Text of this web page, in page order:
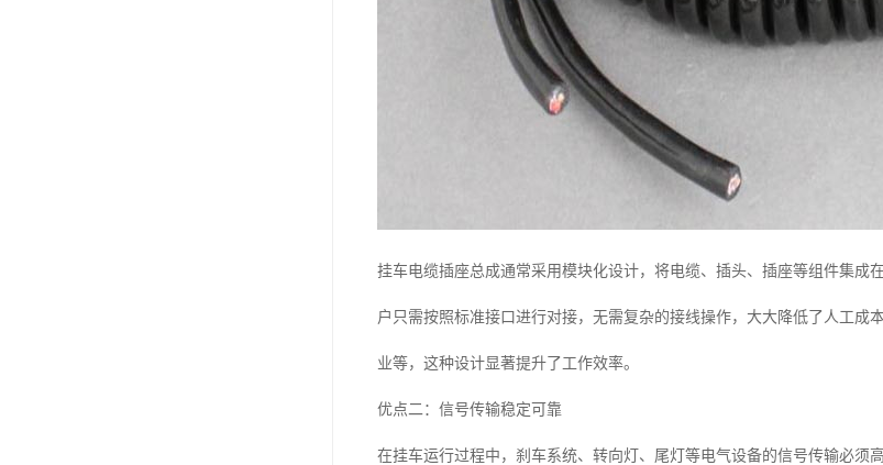
挂车电缆插座总成通常采用模块化设计，将电缆、插头、插座等组件集成
户只需按照标准接口进行对接，无需复杂的接线操作，大大降低了人工
业等，这种设计显著提升了工作效率。
优点二：信号传输稳定可靠
在挂车运行过程中，刹车系统、转向灯、尾灯等电气设备的信号传输必须